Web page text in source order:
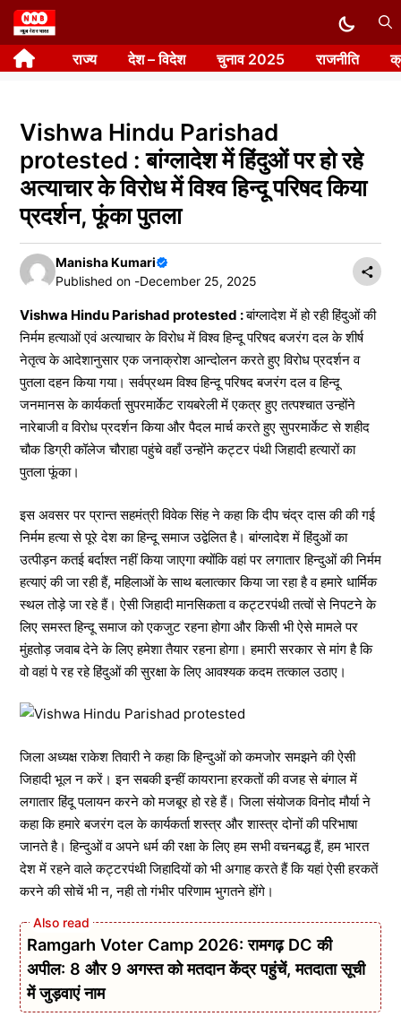
Skip
to
content राज्य देश – विदेश चुनाव 2025 राजनीति
Vishwa Hindu Parishad
protested : बांग्लादेश में हिंदुओं पर हो रहे
अत्याचार के विरोध में विश्व हिन्दू परिषद किया
प्रदर्शन, फूंका पुतला
Manisha Kumari
Published on -December 25, 2025
Vishwa Hindu Parishad protested :बांग्लादेश में हो रही हिंदुओं की
निर्मम हत्याओं एवं अत्याचार के विरोध में विश्व हिन्दू परिषद बजरंग दल के शीर्ष
नेतृत्व के आदेशानुसार एक जनाक्रोश आन्दोलन करते हुए विरोध प्रदर्शन व
पुतला दहन किया गया। सर्वप्रथम विश्व हिन्दू परिषद बजरंग दल व हिन्दू
जनमानस के कार्यकर्ता सुपरमार्केट रायबरेली में एकत्र हुए तत्पश्चात उन्होंने
नारेबाजी व विरोध प्रदर्शन किया और पैदल मार्च करते हुए सुपरमार्केट से शहीद
चौक डिग्री कॉलेज चौराहा पहुंचे वहाँ उन्होंने कट्टर पंथी जिहादी हत्यारों का
पुतला फूंका।
इस अवसर पर प्रान्त सहमंत्री विवेक सिंह ने कहा कि दीप चंद्र दास की की गई
निर्मम हत्या से पूरे देश का हिन्दू समाज उद्वेलित है। बांग्लादेश में हिंदुओं का
उत्पीड़न कतई बर्दाश्त नहीं किया जाएगा क्योंकि वहां पर लगातार हिन्दुओं की निर्मम
हत्याएं की जा रही हैं, महिलाओं के साथ बलात्कार किया जा रहा है व हमारे धार्मिक
स्थल तोड़े जा रहे हैं। ऐसी जिहादी मानसिकता व कट्टरपंथी तत्वों से निपटने के
लिए समस्त हिन्दू समाज को एकजुट रहना होगा और किसी भी ऐसे मामले पर
मुंहतोड़ जवाब देने के लिए हमेशा तैयार रहना होगा। हमारी सरकार से मांग है कि
वो वहां पे रह रहे हिंदुओं की सुरक्षा के लिए आवश्यक कदम तत्काल उठाए।
जिला अध्यक्ष राकेश तिवारी ने कहा कि हिन्दुओं को कमजोर समझने की ऐसी
जिहादी भूल न करें। इन सबकी इन्हीं कायराना हरकतों की वजह से बंगाल में
लगातार हिंदू पलायन करने को मजबूर हो रहे हैं। जिला संयोजक विनोद मौर्या ने
कहा कि हमारे बजरंग दल के कार्यकर्ता शस्त्र और शास्त्र दोनों की परिभाषा
जानते है। हिन्दुओं व अपने धर्म की रक्षा के लिए हम सभी वचनबद्ध हैं, हम भारत
देश में रहने वाले कट्टरपंथी जिहादियों को भी अगाह करते हैं कि यहां ऐसी हरकतें
करने की सोचें भी न, नही तो गंभीर परिणाम भुगतने होंगे।
Ramgarh Voter Camp 2026: रामगढ़ DC की
अपील: 8 और 9 अगस्त को मतदान केंद्र पहुंचें, मतदाता सूची
में जुड़वाएं नाम